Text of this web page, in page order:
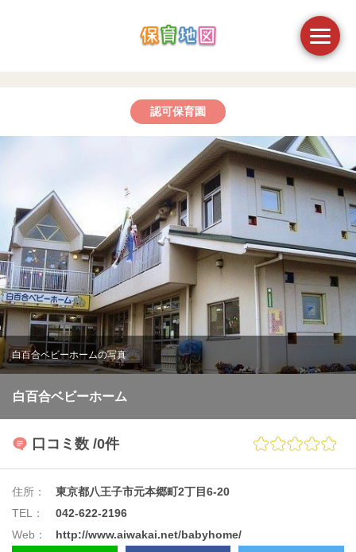
認可保育園
白百合ベビーホームの写真
白百合ベビーホーム
口コミ数 /0件
住所：
東京都八王子市元本郷町2丁目6-20
TEL：
042-622-2196
Web：
http://www.aiwakai.net/babyhome/